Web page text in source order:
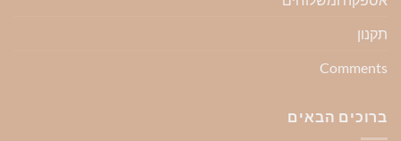
תקנון
Comments
ברוכים הבאים